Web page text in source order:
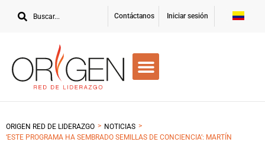
Contáctanos Iniciar sesión
ORIGEN RED DE LIDERAZGO > NOTICIAS >
‘ESTE PROGRAMA HA SEMBRADO SEMILLAS DE CONCIENCIA’: MARTÍN